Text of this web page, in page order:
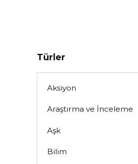
Türler
Aksiyon
Araştırma ve İnceleme
Aşk
Bilim